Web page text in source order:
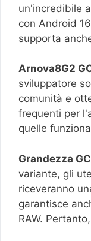
un'incredibile
con Android
supporta
Arnova8G2
sviluppatore
comunità e
frequenti per
quelle
Grandezza
variante, gli
riceveranno
garantisce
RAW.